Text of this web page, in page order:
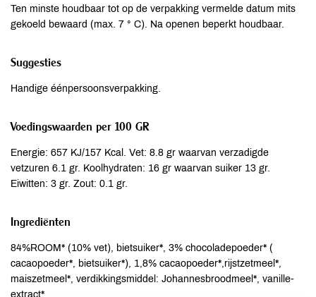
Ten minste houdbaar tot op de verpakking vermelde datum mits
gekoeld bewaard (max. 7 ° C). Na openen beperkt houdbaar.
Suggesties
Handige éénpersoonsverpakking.
Voedingswaarden per 100 GR
Energie: 657 KJ/157 Kcal. Vet: 8.8 gr waarvan verzadigde
vetzuren 6.1 gr. Koolhydraten: 16 gr waarvan suiker 13 gr.
Eiwitten: 3 gr. Zout: 0.1 gr.
Ingrediënten
84%ROOM* (10% vet), bietsuiker*, 3% chocoladepoeder* (
cacaopoeder*, bietsuiker*), 1,8% cacaopoeder*,rijstzetmeel*,
maiszetmeel*, verdikkingsmiddel: Johannesbroodmeel*, vanille-
extract*